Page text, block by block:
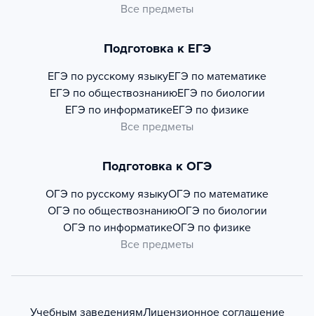
Все предметы
Подготовка к ЕГЭ
ЕГЭ по русскому языкуЕГЭ по математике
ЕГЭ по обществознаниюЕГЭ по биологии
ЕГЭ по информатикеЕГЭ по физике
Все предметы
Подготовка к ОГЭ
ОГЭ по русскому языкуОГЭ по математике
ОГЭ по обществознаниюОГЭ по биологии
ОГЭ по информатикеОГЭ по физике
Все предметы
Учебным заведениямЛицензионное соглашение